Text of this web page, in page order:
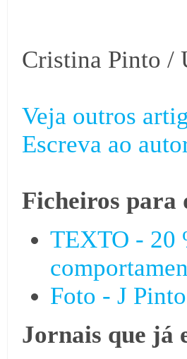
Cristina Pinto /
Veja outros
Escreva ao
Ficheiros para
TEXTO - 20
Foto - J
Jornais que já